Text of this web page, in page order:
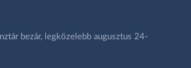
bezár, legközelebb augusztus 24-